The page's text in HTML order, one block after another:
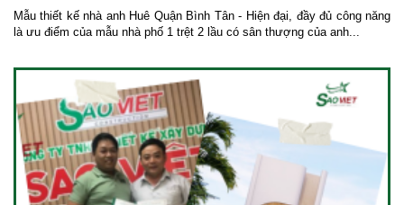
Mẫu thiết kế nhà anh Huê Quận Bình Tân - Hiện đại, đầy đủ công năng
là ưu điểm của mẫu nhà phố 1 trệt 2 lầu có sân thượng của anh...